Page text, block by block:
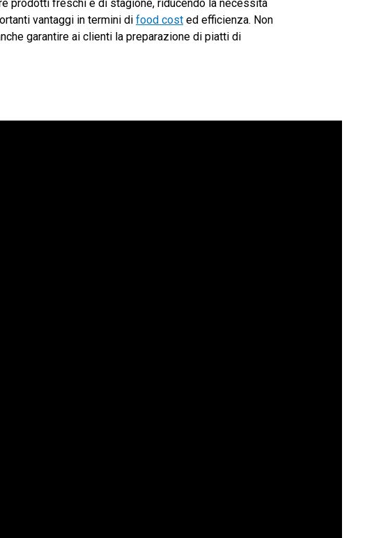
prodotti freschi e di stagione, riducendo la necessità
vantaggi in termini di food cost ed efficienza. Non
garantire ai clienti la preparazione di piatti di